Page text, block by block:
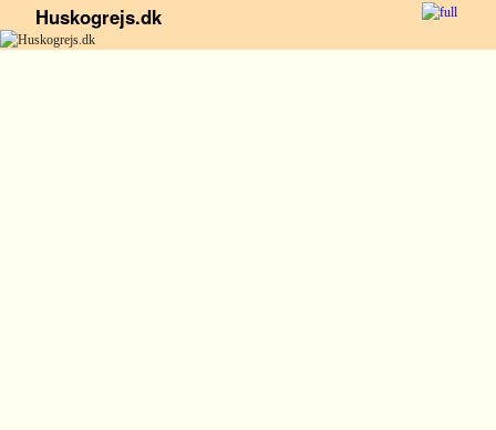
Huskogrejs.dk